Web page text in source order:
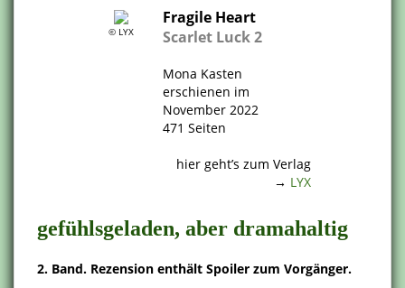
© LYX
Fragile Heart
Scarlet Luck 2
Mona Kasten
erschienen im
November 2022
471 Seiten
hier geht’s zum Verlag
→ LYX
gefühlsgeladen, aber dramahaltig
2. Band. Rezension enthält Spoiler zum Vorgänger.